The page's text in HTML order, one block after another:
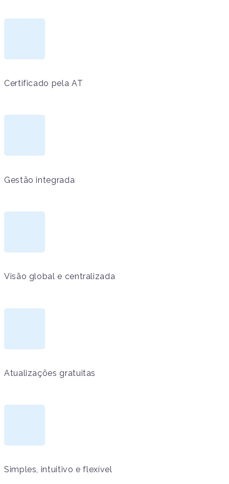
Certificado pela AT
Gestão integrada
Visão global e centralizada
Atualizações gratuitas
Simples, intuitivo e flexível